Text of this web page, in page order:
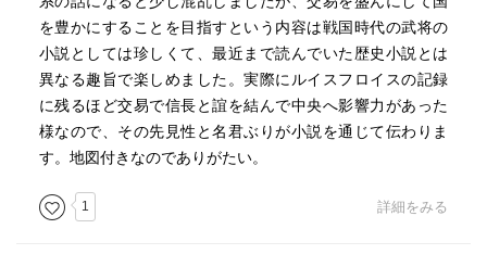
を豊かにすることを目指すという内容は戦国時代の武将の
小説としては珍しくて、最近まで読んでいた歴史小説とは
異なる趣旨で楽しめました。実際にルイスフロイスの記録
に残るほど交易で信長と誼を結んで中央へ影響力があった
様なので、その先見性と名君ぶりが小説を通じて伝わりま
す。地図付きなのでありがたい。
1 詳細をみる